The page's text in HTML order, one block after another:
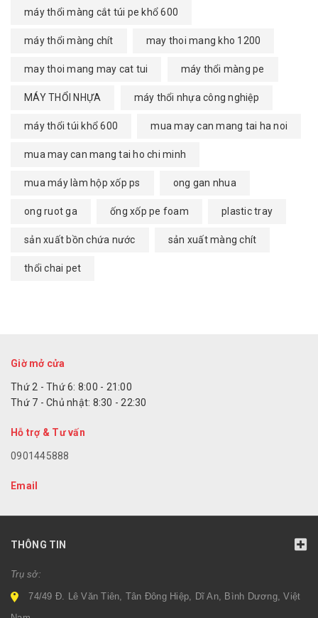
máy thổi màng cắt túi pe khổ 600
máy thổi màng chít may thoi mang kho 1200
may thoi mang may cat tui máy thổi màng pe
MÁY THỔI NHỰA máy thổi nhựa công nghiệp
máy thổi túi khổ 600 mua may can mang tai ha noi
mua may can mang tai ho chi minh
mua máy làm hộp xốp ps ong gan nhua
ong ruot ga ống xốp pe foam plastic tray
sản xuất bồn chứa nước sản xuất màng chít
thổi chai pet
Giờ mở cửa
Thứ 2 - Thứ 6: 8:00 - 21:00
Thứ 7 - Chủ nhật: 8:30 - 22:30
Hỗ trợ & Tư vấn
0901445888
Email
THÔNG TIN
Trụ sở:
74/49 Đ. Lê Văn Tiên, Tân Đông Hiệp, Dĩ An, Bình Dương, Việt